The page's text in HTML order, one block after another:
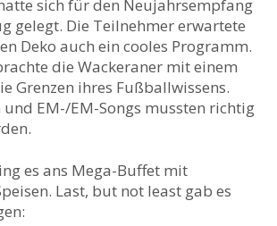
sich für den Neujahrsempfang
gelegt. Die Teilnehmer erwartete
Deko auch ein cooles Programm.
die Wackeraner mit einem
Grenzen ihres Fußballwissens.
EM-/EM-Songs mussten richtig
es ans Mega-Buffet mit
Last, but not least gab es